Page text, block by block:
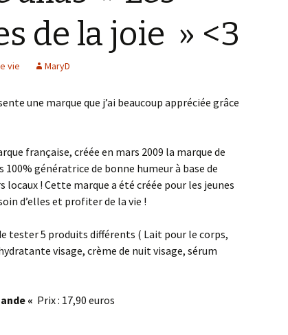
de la joie » <3
vie MaryD
une marque que j’ai beaucoup appréciée grâce
française, créée en mars 2009 la marque de
génératrice de bonne humeur à base de
! Cette marque a été créée pour les jeunes
d’elles et profiter de la vie !
tester 5 produits différents ( Lait pour le corps,
visage, crème de nuit visage, sérum
« Prix : 17,90 euros